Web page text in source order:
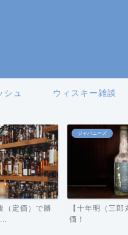
シュ ウィスキー雑談
定価）で勝
ジャパニーズ
【十年明（三
価！